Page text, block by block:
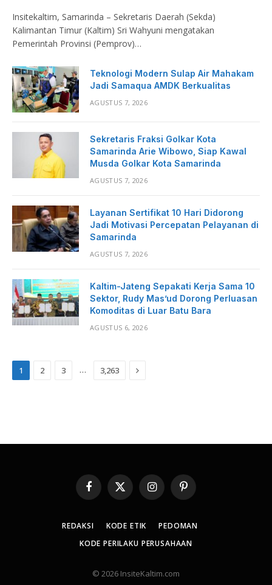
Insitekaltim, Samarinda – Sekretaris Daerah (Sekda)
Kalimantan Timur (Kaltim) Sri Wahyuni mengatakan
Pemerintah Provinsi (Pemprov)…
Teknologi Modern Sulap Air Mahakam
Jadi Samaqua AMDK Berkualitas
AGUSTUS 7, 2026
Sekretaris Fraksi Golkar Kota
Samarinda Arie Wibowo, Siap Kawal
Musda Golkar Kota Samarinda
AGUSTUS 7, 2026
Layanan Sertifikat 10 Hari Didorong
Jadi Motivasi Percepatan Pelayanan di
Samarinda
AGUSTUS 7, 2026
Kaltim-Jateng Sepakati Kerja Sama 10
Sektor, Rudy Mas’ud Dorong Perluasan
Komoditas di Luar Batu Bara
AGUSTUS 6, 2026
1 2 3 … 3,263 Next
Facebook
X
(Twitter)
InstagramPinterest
REDAKSI KODE ETIK
PEDOMAN
KODE PERILAKU PERUSAHAAN
© 2026 InsiteKaltim.com